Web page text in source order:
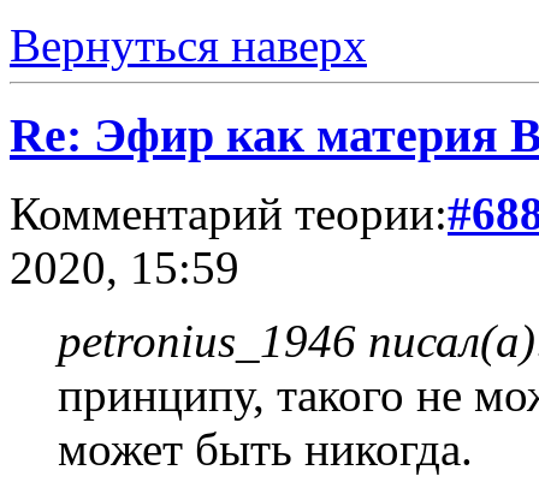
Вернуться наверх
Re: Эфир как материя
Комментарий теории:
2020, 15:59
petronius_1946
принципу, такого не
может быть никогда.